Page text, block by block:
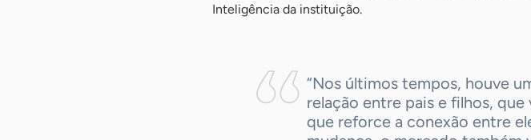
Inteligência da instituição.
“Nos últimos tempos, houve
relação entre pais e filhos,
que reforce a conexão entre